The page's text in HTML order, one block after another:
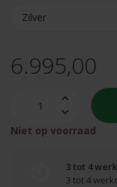
6.995,00
Niet op voorraad
3 tot 4
3 tot 4